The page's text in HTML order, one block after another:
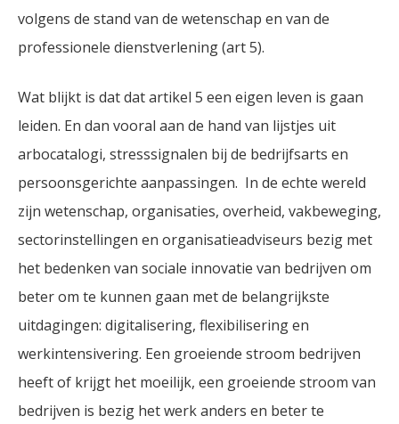
volgens de stand van de wetenschap en van de
professionele dienstverlening (art 5).
Wat blijkt is dat dat artikel 5 een eigen leven is gaan
leiden. En dan vooral aan de hand van lijstjes uit
arbocatalogi, stresssignalen bij de bedrijfsarts en
persoonsgerichte aanpassingen. In de echte wereld
zijn wetenschap, organisaties, overheid, vakbeweging,
sectorinstellingen en organisatieadviseurs bezig met
het bedenken van sociale innovatie van bedrijven om
beter om te kunnen gaan met de belangrijkste
uitdagingen: digitalisering, flexibilisering en
werkintensivering. Een groeiende stroom bedrijven
heeft of krijgt het moeilijk, een groeiende stroom van
bedrijven is bezig het werk anders en beter te